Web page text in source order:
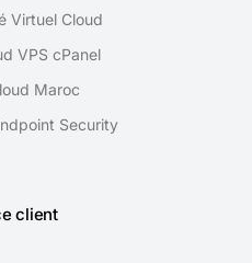
Virtuel Cloud
VPS cPanel
Maroc
Security
client